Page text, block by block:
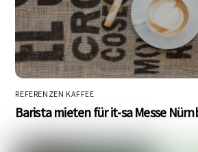
REFERENZEN KAFFEE
Barista mieten für it-sa Messe